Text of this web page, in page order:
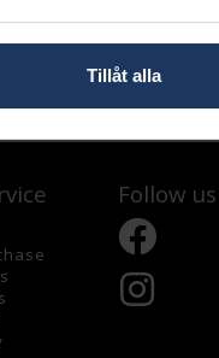
Tillåt alla
Kubisk Zirkonia
Follow us